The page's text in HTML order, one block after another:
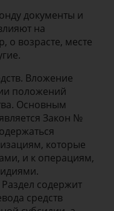
документы и
на
о возрасте, месте
Вложение
положений
Основным
Закон №
которые
и к операциям,
содержит
средств